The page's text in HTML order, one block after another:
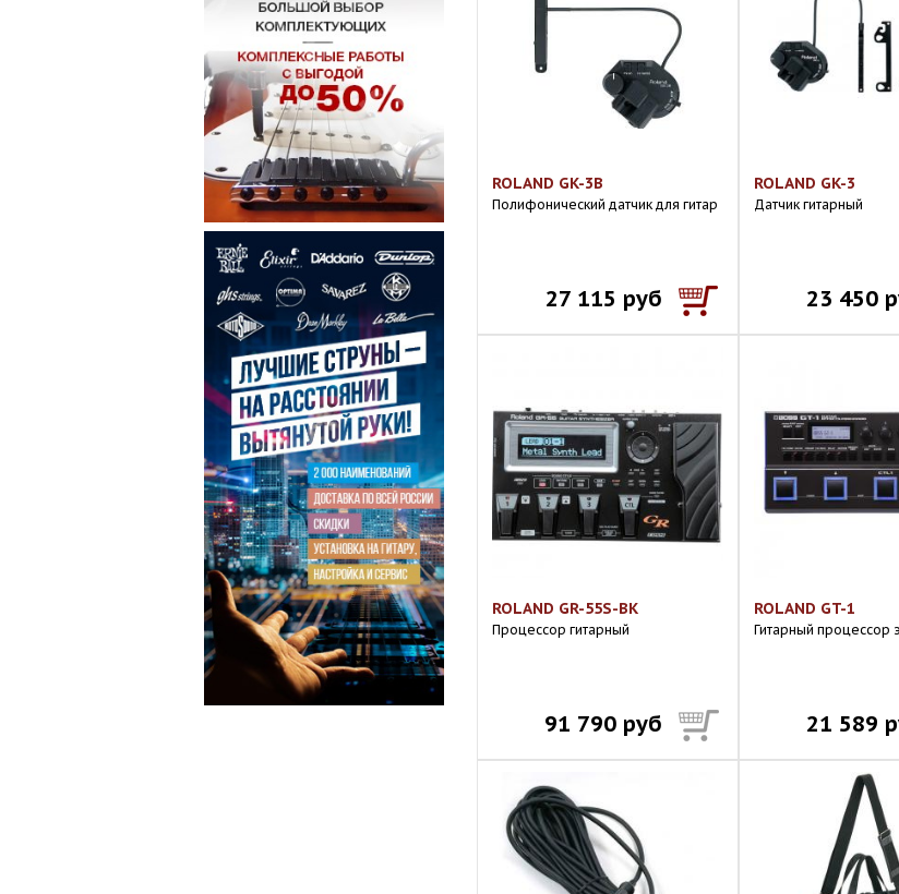
ROLAND GK-3B
Полифонический датчик для гитар
27 115 руб
ROLAND GK-3
Датчик гитарный
23 450
ROLAND GR-55S-BK
Процессор гитарный
91 790 руб
ROLAND GT-1
Гитарный процессор
21 589